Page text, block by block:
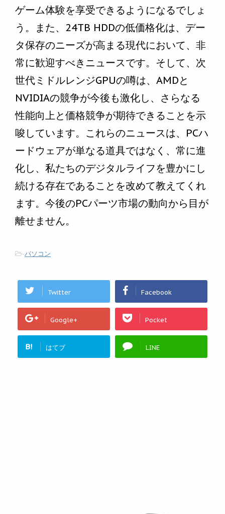
ゲーム体験を享受できるようになるでしょ
う。また、24TB HDDの低価格化は、デー
タ保存のニーズが高まる現代において、非
常に歓迎すべきニュースです。そして、次
世代ミドルレンジGPUの噂は、AMDと
NVIDIAの競争が今後も激化し、さらなる
性能向上と価格競争が期待できることを示
唆しています。これらのニュースは、PCハ
ードウェアが単なる道具ではなく、常に進
化し、私たちのデジタルライフを豊かにし
続ける存在であることを改めて教えてくれ
ます。今後のPCパーツ市場の動向から目が
離せません。
-パソコン
Twitter Facebook
Google+ Pocket
B! はてブ LINE